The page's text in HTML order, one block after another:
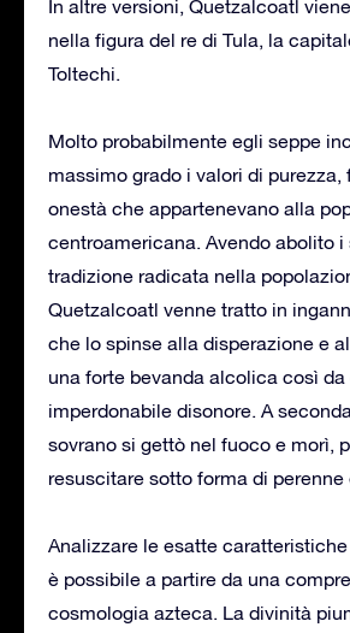
In altre versioni, Quetzalcoatl
nella figura del re di Tula, la
Toltechi.
Molto probabilmente egli seppe
massimo grado i valori di purezza,
onestà che appartenevano alla
centroamericana. Avendo abolito
tradizione radicata nella
Quetzalcoatl venne tratto in
che lo spinse alla disperazione e
una forte bevanda alcolica così da
imperdonabile disonore. A
sovrano si gettò nel fuoco e morì,
resuscitare sotto forma di perenne
Analizzare le esatte
è possibile a partire da una
cosmologia azteca. La divinità